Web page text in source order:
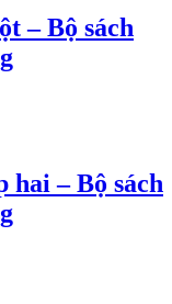
– Bộ sách
hai – Bộ sách